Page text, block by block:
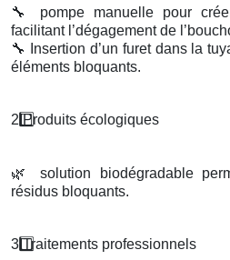
🔧
pompe manuelle pour
facilitant l’dégagement de
🔧
Insertion d’un furet dans la
éléments bloquants.
2️ Produits écologiques
🌿
solution biodégradable
résidus bloquants.
3️Traitements professionnels